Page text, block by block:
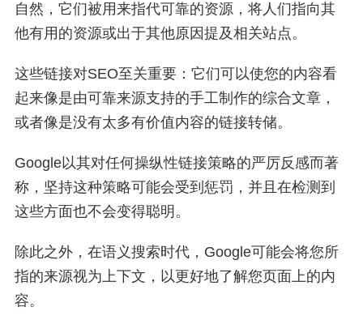
自然，它们被用来指代可靠的资源，将人们指向其
他有用的资源或出于其他原因提及相关站点。
这些链接对SEO至关重要：它们可以使您的内容看
起来像是由可靠来源支持的手工制作的综合文章，
或者像是没有太多有价值内容的链接转储。
Google以其对任何操纵性链接策略的严厉反感而著
称，坚持这种策略可能会受到惩罚，并且在检测到
这些方面也不会变得聪明。
除此之外，在语义搜索时代，Google可能会将您所
指的来源视为上下文，以更好地了解您页面上的内
容。